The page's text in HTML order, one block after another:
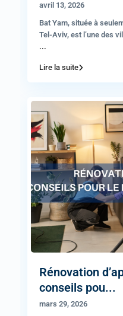
avril 13, 2026
Bat Yam, située à
Tel-Aviv, est l’une des
...
Lire la suite
Rénovation
conseils pou...
mars 29, 2026